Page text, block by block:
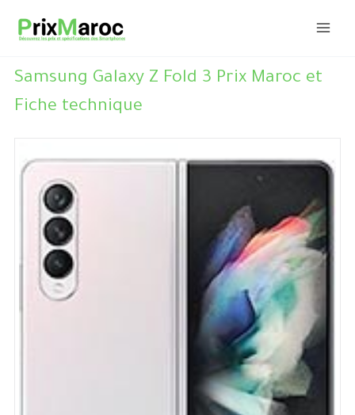
Samsung Galaxy Z Fold 3 Prix Maroc et
Fiche technique